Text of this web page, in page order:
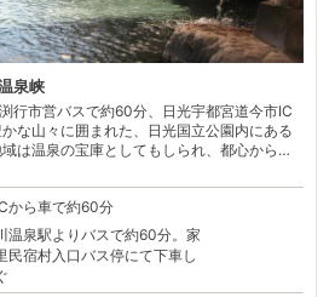
泉峡
行市営バスで約60分、日光宇都宮道今市IC
な山々に囲まれた、日光国立公園内にある
として温泉好きを中心に多くのファンがい
った山々、秋には紅葉が山肌を美しく覆い、
る野門地区には、
ている栗山東照宮があり、秘境の歴史深さを
いに点在する集落の風景もまたのどかで、豊
トドア派にも人気がある。自然を楽しんだ後
、疲れを癒したい。
から車で約60分
温泉駅よりバスで約60分。家
民宿村入口バス停にて下車し